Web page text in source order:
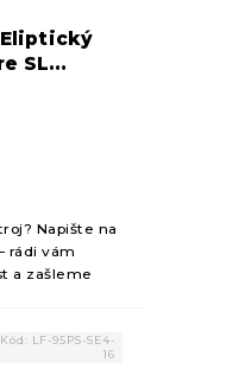
SL
Napište na
rádi vám
a zašleme
Kód: LF-95PS-SE4-
16